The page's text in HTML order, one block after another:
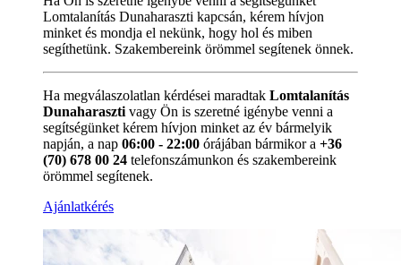
Lomtalanítás Dunaharaszti kapcsán, kérem hívjon
minket és mondja el nekünk, hogy hol és miben
segíthetünk. Szakembereink örömmel segítenek önnek.
Ha megválaszolatlan kérdései maradtak Lomtalanítás
Dunaharaszti vagy Ön is szeretné igénybe venni a
segítségünket kérem hívjon minket az év bármelyik
napján, a nap 06:00 - 22:00 órájában bármikor a +36
(70) 678 00 24 telefonszámunkon és szakembereink
örömmel segítenek.
Ajánlatkérés